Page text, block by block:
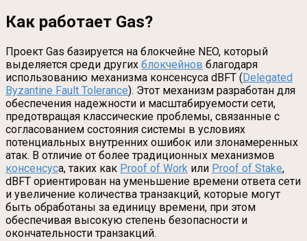
Как работает Gas?
Проект Gas базируется на блокчейне NEO, который
выделяется среди других блокчейнов благодаря
использованию механизма консенсуса dBFT ( Delegated
Byzantine Fault Tolerance). Этот механизм разработан для
обеспечения надежности и масштабируемости сети,
предотвращая классические проблемы, связанные с
согласованием состояния системы в условиях
потенциальных внутренних ошибок или злонамеренных
атак. В отличие от более традиционных механизмов
консенсуса, таких как Proof of Work или Proof of Stake,
dBFT ориентирован на уменьшение времени ответа сети
и увеличение количества транзакций, которые могут
быть обработаны за единицу времени, при этом
обеспечивая высокую степень безопасности и
окончательности транзакций.